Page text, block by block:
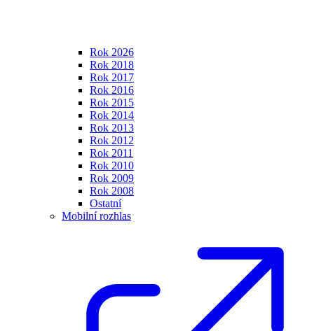
Rok 2026
Rok 2018
Rok 2017
Rok 2016
Rok 2015
Rok 2014
Rok 2013
Rok 2012
Rok 2011
Rok 2010
Rok 2009
Rok 2008
Ostatní
Mobilní rozhlas